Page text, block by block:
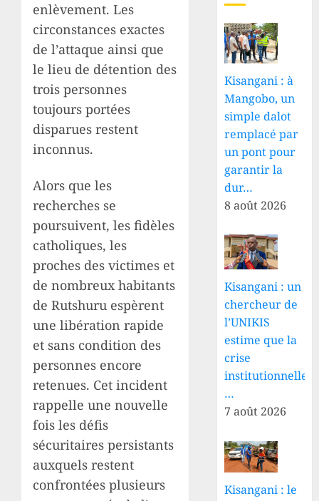
enlèvement. Les
circonstances exactes
de l’attaque ainsi que
le lieu de détention des
trois personnes
toujours portées
disparues restent
inconnus.
Alors que les
recherches se
poursuivent, les fidèles
catholiques, les
proches des victimes et
de nombreux habitants
de Rutshuru espèrent
une libération rapide
et sans condition des
personnes encore
retenues. Cet incident
rappelle une nouvelle
fois les défis
sécuritaires persistants
auxquels restent
confrontées plusieurs
Kisangani : à
Mangobo, un
simple dalot
remplacé par
un pont pour
garantir la
dur…
8 août 2026
Kisangani : un
chercheur de
l’UNIKIS
estime que la
crise
institutionnelle
…
7 août 2026
Kisangani : le